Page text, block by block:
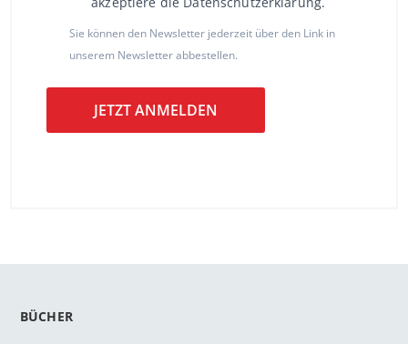
Sie können den Newsletter jederzeit über den Link in
unserem Newsletter abbestellen.
JETZT ANMELDEN
BÜCHER